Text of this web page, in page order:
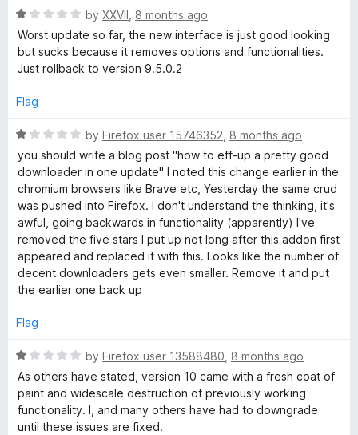
o
u
t
o
5
R
a
t
e
1
u
o
by XXVII 8 months ago
Worst update so far, the new interface is just good looking
but sucks because it removes options and functionalities.
Just rollback to version 9.5.0.2
Flag
R
a
t
e
d
1
o
u
t
o
5
by Firefox user 15746352 8 months ago
you should write a blog post "how to eff-up a pretty good
downloader in one update" I noted this change earlier in the
chromium browsers like Brave etc, Yesterday the same crud
was pushed into Firefox. I don't understand the thinking, it's
awful, going backwards in functionality (apparently) I've
removed the five stars I put up not long after this addon first
appeared and replaced it with this. Looks like the number of
decent downloaders gets even smaller. Remove it and put
the earlier one back up
Flag
R
a
t
e
d
by Firefox user 13588480 8 months ago
As others have stated, version 10 came with a fresh coat of
paint and widescale destruction of previously working
functionality. I, and many others have had to downgrade
until these issues are fixed.